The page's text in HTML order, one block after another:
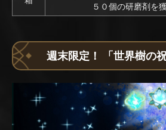
５０個の研磨剤を
週末限定！ 「世界樹の